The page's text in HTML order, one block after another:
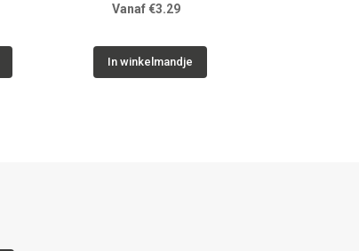
Vanaf €3.29
In winkelmandje